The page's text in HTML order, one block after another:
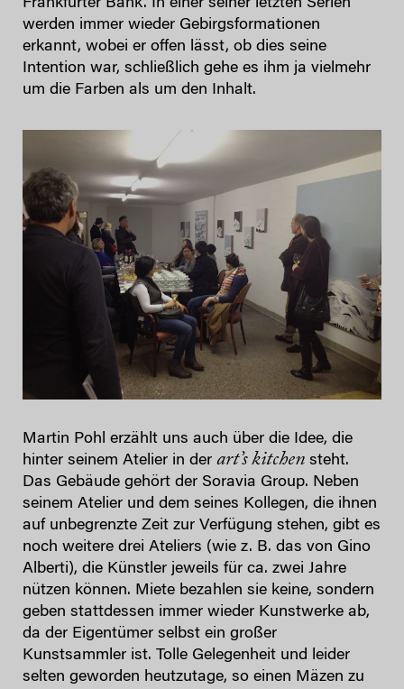
Frankfurter Bank. In einer seiner letzten Serien
werden immer wieder Gebirgsformationen
erkannt, wobei er offen lässt, ob dies seine
Intention war, schließlich gehe es ihm ja vielmehr
um die Farben als um den Inhalt.
Martin Pohl erzählt uns auch über die Idee, die
hinter seinem Atelier in der art’s kitchen steht.
Das Gebäude gehört der Soravia Group. Neben
seinem Atelier und dem seines Kollegen, die ihnen
auf unbegrenzte Zeit zur Verfügung stehen, gibt es
noch weitere drei Ateliers (wie z. B. das von Gino
Alberti), die Künstler jeweils für ca. zwei Jahre
nützen können. Miete bezahlen sie keine, sondern
geben stattdessen immer wieder Kunstwerke ab,
da der Eigentümer selbst ein großer
Kunstsammler ist. Tolle Gelegenheit und leider
selten geworden heutzutage, so einen Mäzen zu